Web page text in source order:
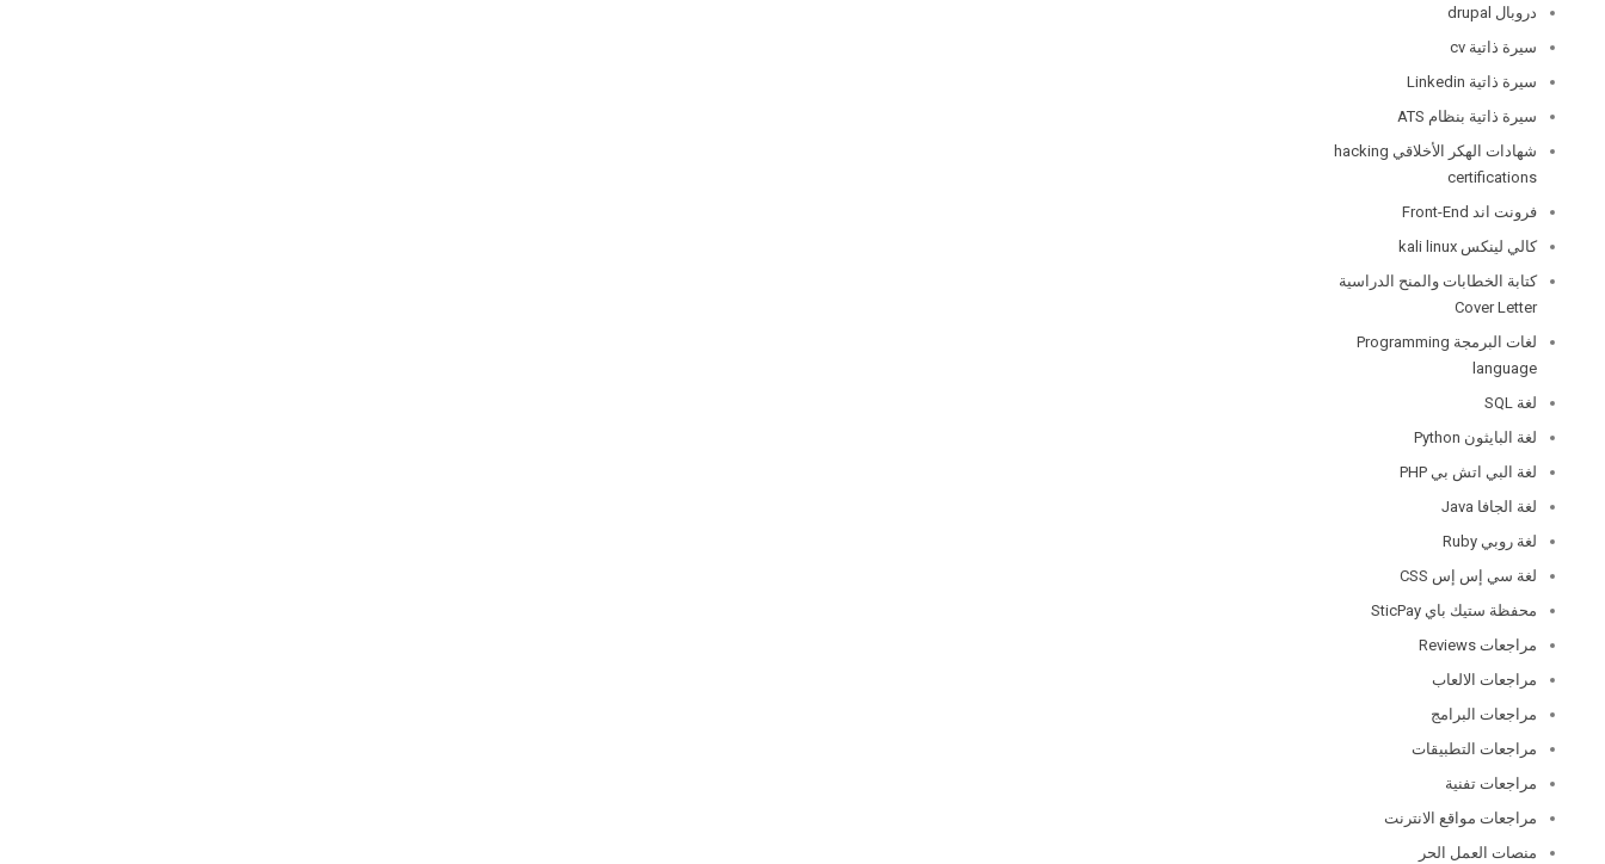
دروبال drupal
سيرة ذاتية cv
سيرة ذاتية Linkedin
سيرة ذاتية بنظام ATS
شهادات الهكر الأخلاقي hacking
certifications
فرونت اند Front-End
كالي لينكس kali linux
كتابة الخطابات والمنح الدراسية
Cover Letter
لغات البرمجة Programming
language
لغة SQL
لغة البايثون Python
لغة البي اتش بي PHP
لغة الجافا Java
لغة روبي Ruby
لغة سي إس إس CSS
محفظة ستيك باي SticPay
مراجعات Reviews
مراجعات الالعاب
مراجعات البرامج
مراجعات التطبيقات
مراجعات تفنية
مراجعات مواقع الانترنت
منصات العمل الحر